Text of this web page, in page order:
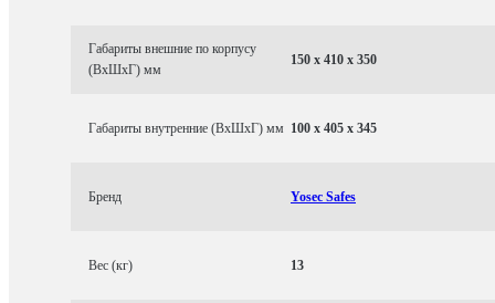
Габариты внешние по корпусу
(ВхШхГ) мм
150 x 410 x 350
Габариты внутренние (ВхШхГ) мм 100 x 405 x 345
Бренд Yosec Safes
Вес (кг) 13